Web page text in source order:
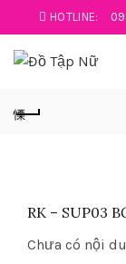
HOTLINE:
RK – SUP03
Chưa có nội